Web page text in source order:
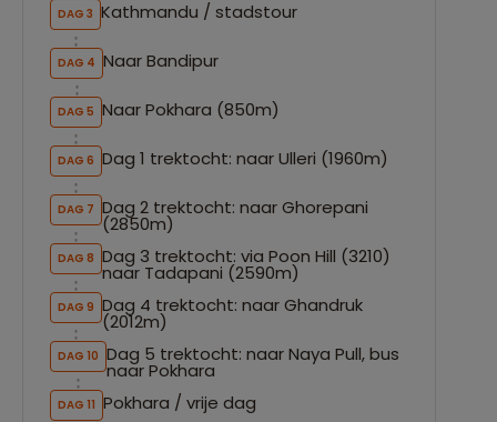
DAG 3 Kathmandu / stadstour
DAG 4 Naar Bandipur
DAG 5 Naar Pokhara (850m)
DAG 6 Dag 1 trektocht: naar Ulleri (1960m)
DAG 7 Dag 2 trektocht: naar Ghorepani
(2850m)
DAG 8 Dag 3 trektocht: via Poon Hill (3210)
naar Tadapani (2590m)
DAG 9 Dag 4 trektocht: naar Ghandruk
(2012m)
DAG 10 Dag 5 trektocht: naar Naya Pull, bus
naar Pokhara
DAG 11 Pokhara / vrije dag